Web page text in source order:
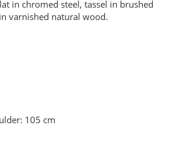
in chromed steel, tassel in brushed
varnished natural wood.
105 cm